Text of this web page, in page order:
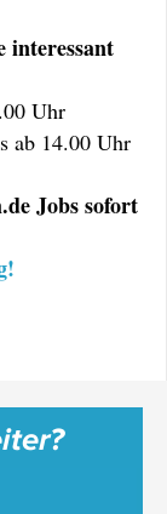
interessant
Uhr
ab 14.00 Uhr
Jobs sofort